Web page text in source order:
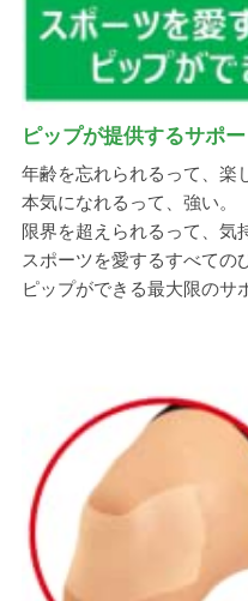
ピップが提供するサポー
年齢を忘れられるって、楽
本気になれるって、強い。
限界を超えられるって、気
スポーツを愛するすべての
ピップができる最大限のサ